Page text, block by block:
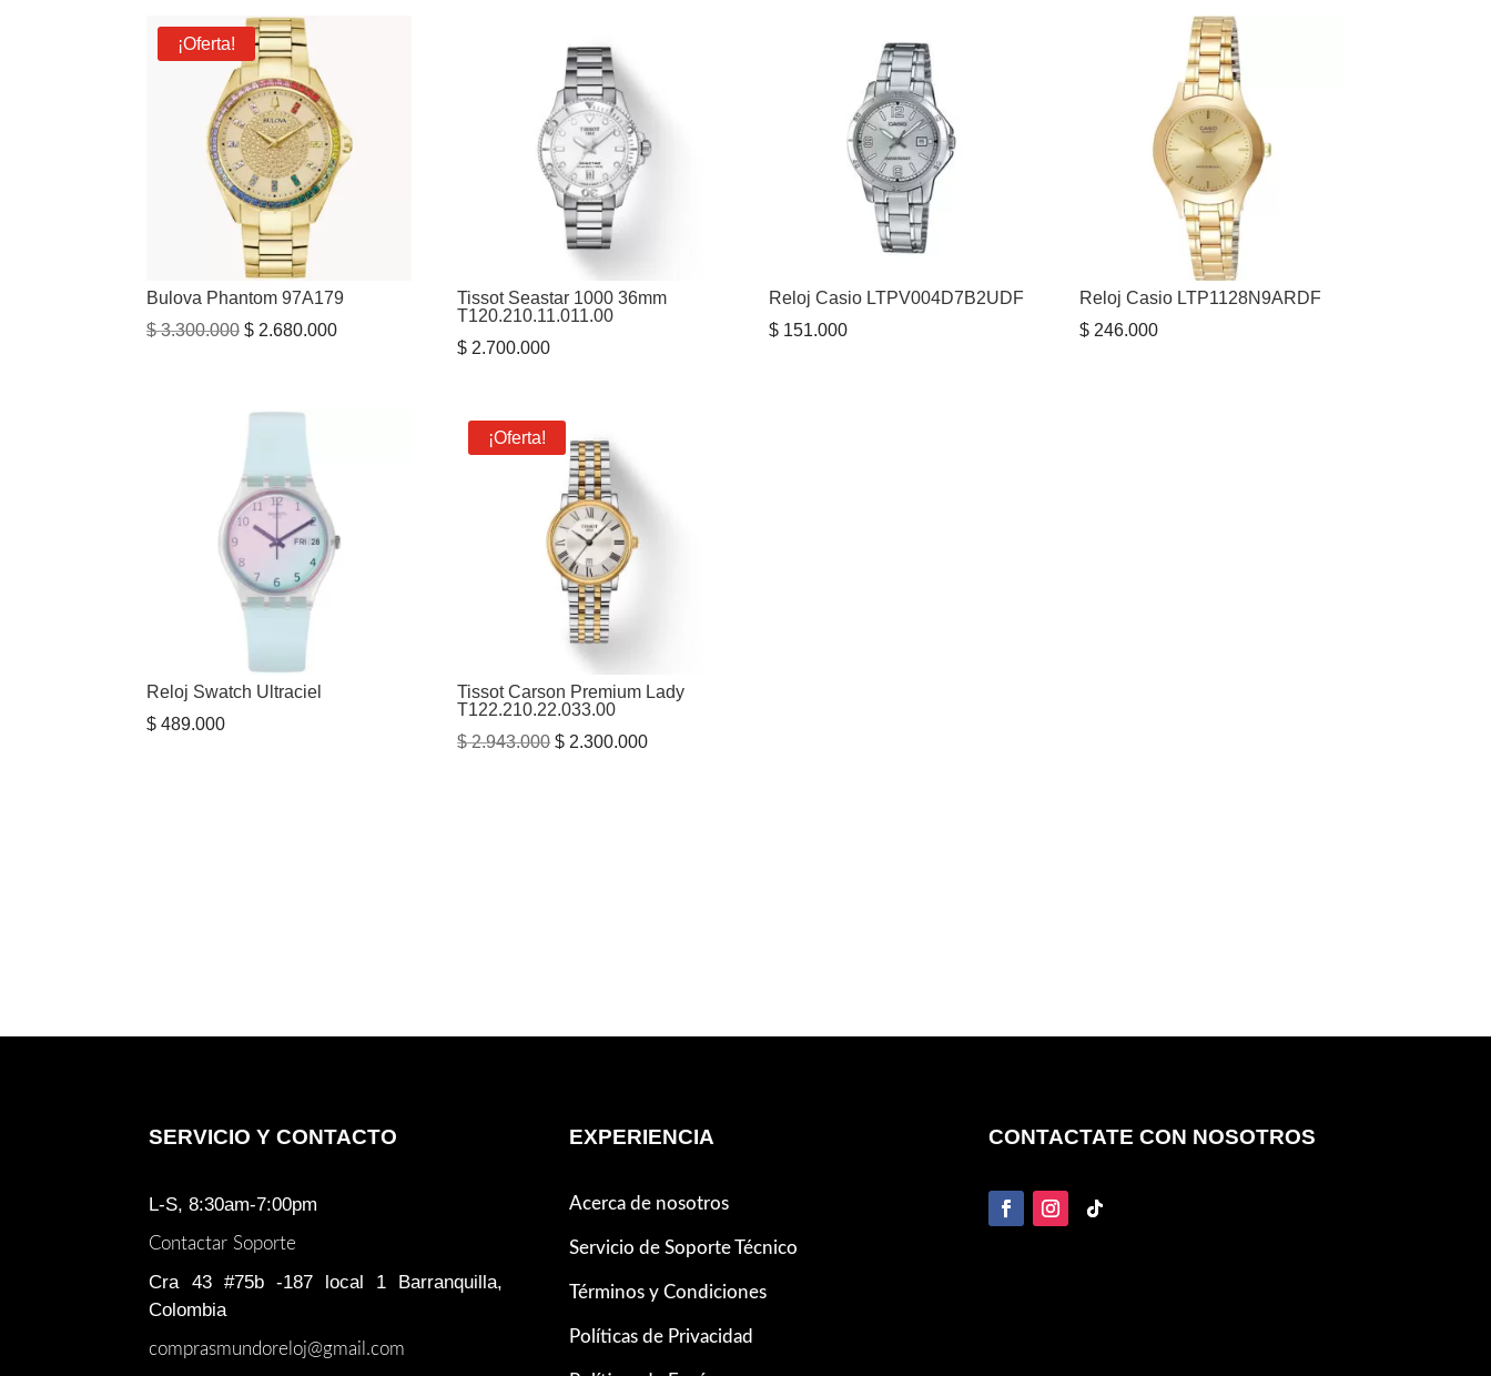
¡Oferta!
Bulova Phantom 97A179
$3.300.000 El
era:
$ 2.680.000El
Tissot Seastar 1000 36mm
T120.210.11.011.00
$ 2.700.000
Reloj Casio LTPV004D7B2UDF
$151.000
Reloj Casio LTP1128N9ARDF
$246.000
Reloj Swatch Ultraciel
$ 489.000
¡Oferta!
Tissot Carson Premium Lady
T122.210.22.033.00
$2.943.000 El
$ 2.300.000El
SERVICIO Y CONTACTO
L-S, 8:30am-7:00pm
Contactar Soporte
Cra 43 #75b -187 local 1 Barranquilla,
Colombia
comprasmundoreloj@gmail.com
EXPERIENCIA
Acerca de nosotros
Servicio de Soporte Técnico
Términos y Condiciones
Políticas de Privacidad
CONTACTATE CON NOSOTROS